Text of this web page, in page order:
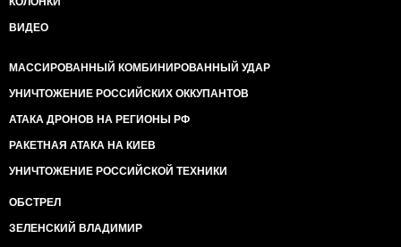
ВИДЕО
МАССИРОВАННЫЙ КОМБИНИРОВАННЫЙ УДАР
УНИЧТОЖЕНИЕ РОССИЙСКИХ ОККУПАНТОВ
АТАКА ДРОНОВ НА РЕГИОНЫ РФ
РАКЕТНАЯ АТАКА НА КИЕВ
УНИЧТОЖЕНИЕ РОССИЙСКОЙ ТЕХНИКИ
ОБСТРЕЛ
ЗЕЛЕНСКИЙ ВЛАДИМИР